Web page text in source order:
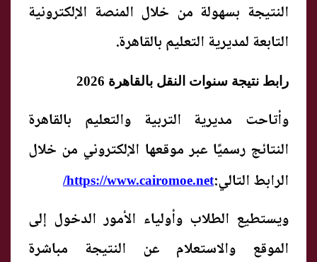
النتيجة بسهولة من خلال المنصة الإلكترونية
التابعة لمديرية التعليم بالقاهرة.
رابط نتيجة سنوات النقل بالقاهرة 2026
وأتاحت مديرية التربية والتعليم بالقاهرة
النتائج رسميًا عبر موقعها الإلكتروني من خلال
الرابط التالي:https://www.cairomoe.net/
ويستطيع الطلاب وأولياء الأمور الدخول إلى
الموقع والاستعلام عن النتيجة مباشرة